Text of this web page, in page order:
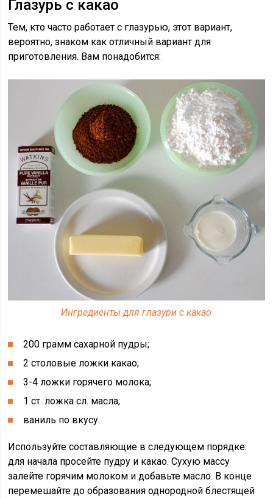
Глазурь с какао
Тем, кто часто работает с глазурью, этот вариант,
вероятно, знаком как отличный вариант для
приготовления. Вам понадобится:
Ингредиенты для глазури с какао
200 грамм сахарной пудры;
2 столовые ложки какао;
3-4 ложки горячего молока;
1 ст. ложка сл. масла;
ваниль по вкусу.
Используйте составляющие в следующем порядке:
для начала просейте пудру и какао. Сухую массу
залейте горячим молоком и добавьте масло. В конце
перемешайте до образования однородной блестящей